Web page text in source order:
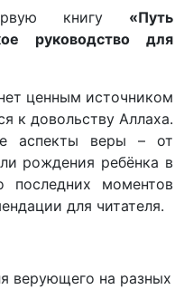
книгу «Путь
руководство для
ценным источником
к довольству Аллаха.
аспекты веры – от
рождения ребёнка в
последних моментов
для читателя.
верующего на разных